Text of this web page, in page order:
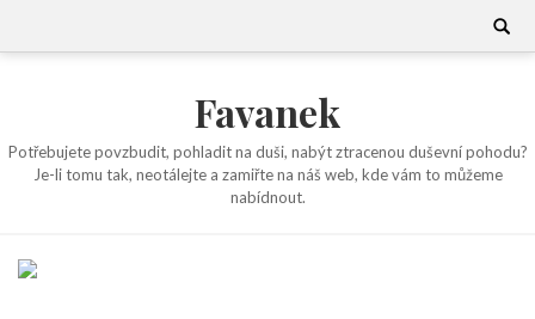
Search
Favanek
Potřebujete povzbudit, pohladit na duši, nabýt ztracenou duševní pohodu?
Je-li tomu tak, neotálejte a zamiřte na náš web, kde vám to můžeme
nabídnout.